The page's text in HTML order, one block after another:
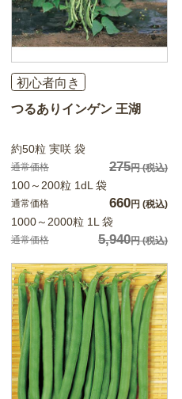
初心者向き
つるありインゲン 王湖
約50粒 実咲 袋
通常価格 275円(税込)
100～200粒 1dL 袋
通常価格 660円 (税込)
1000～2000粒 1L 袋
通常価格 5,940円(税込)